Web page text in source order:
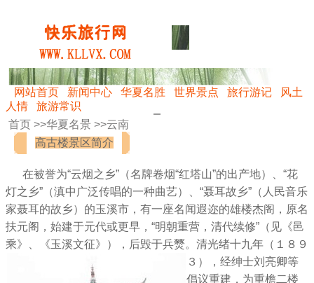
网站首页 新闻中心 华夏名胜 世界景点 旅行游记
风土
人情
旅游常识
首页 >>华夏名景 >>云南
高古楼景区简介
在被誉为“云烟之乡”（名牌卷烟“红塔山”的出产地）、“花
灯之乡”（滇中广泛传唱的一种曲艺）、“聂耳故乡”（人民音乐
家聂耳的故乡）的玉溪市，有一座名闻遐迩的雄楼杰阁，原名
扶元阁，始建于元代或更早，“明朝重营，清代续修”（见《邑
乘》、《玉溪文征》），后毁于兵燹。 清光绪十九年（１８９
３），经绅士刘亮卿等
倡议重建，为重檐二楼